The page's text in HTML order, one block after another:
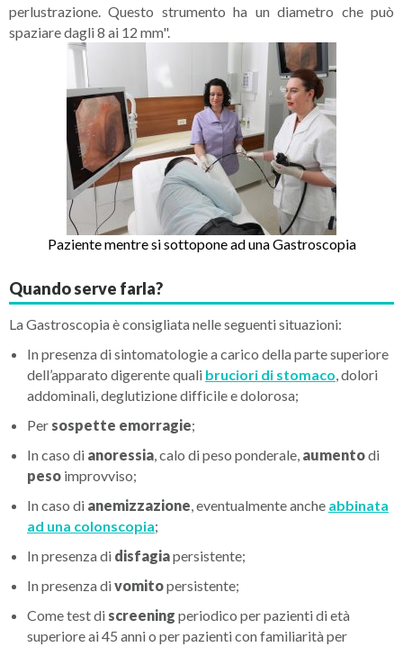
perlustrazione. Questo strumento ha un diametro che può
spaziare dagli 8 ai 12 mm".
Paziente mentre si sottopone ad una Gastroscopia
Quando serve farla?
La Gastroscopia è consigliata nelle seguenti situazioni:
In presenza di sintomatologie a carico della parte superiore
dell’apparato digerente quali bruciori di stomaco, dolori
addominali, deglutizione difficile e dolorosa;
Per sospette emorragie;
In caso di anoressia, calo di peso ponderale, aumentodi
peso improvviso;
In caso di anemizzazione, eventualmente anche abbinata
ad una colonscopia;
In presenza di disfagiapersistente;
In presenza divomitopersistente;
Come test di screening periodico per pazienti di età
superiore ai 45 anni o per pazienti con familiarità per